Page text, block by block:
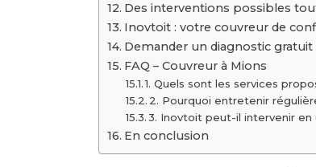
Des interventions possibles
Inovtoit : votre couvreur de
Demander un diagnostic gratuit
FAQ – Couvreur à Mions
1. Quels sont les services
2. Pourquoi entretenir
3. Inovtoit peut-il intervenir en
En conclusion